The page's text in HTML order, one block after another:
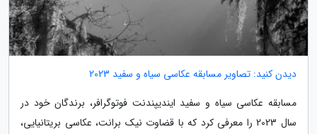
دیدن کنید: تصاویر مسابقه عکاسی سیاه و سفید 2023
مسابقه عکاسی سیاه و سفید ایندیپندنت فوتوگرافر، برندگان خود در
سال 2023 را معرفی کرد که با قضاوت نیک برانت، عکاسی بریتانیایی،